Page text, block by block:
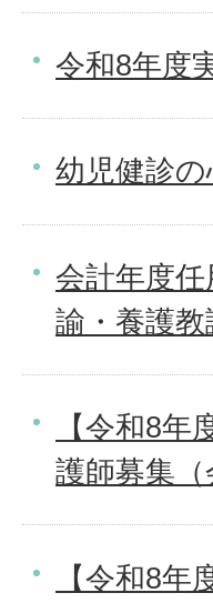
令和8年度
幼児健診
会計年度
諭・養護教
【令和8
護師募集（
【令和8